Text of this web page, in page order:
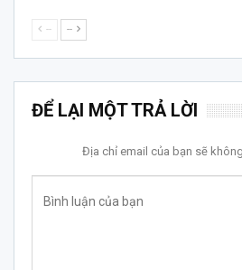
-- --
ĐỂ LẠI MỘT TRẢ LỜI
Địa chỉ email của bạn sẽ